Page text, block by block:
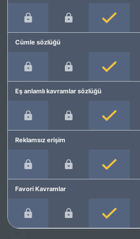
Cümle sözlüğü
Eş anlamlı kavramlar sözlüğü
Reklamsız erişim
Favori Kavramlar